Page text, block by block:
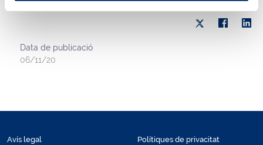
Data de publicació
06/11/20
Avís legal Polítiques de privacitat